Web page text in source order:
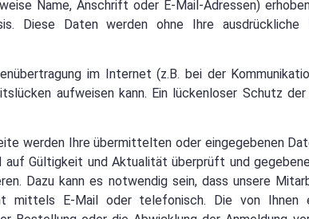
Name, Anschrift oder E-Mail-Adressen)
Diese Daten werden ohne Ihre
im Internet (z.B. bei der
aufweisen kann. Ein lückenloser Schutz
werden Ihre übermittelten oder eingegebenen
auf Gültigkeit und Aktualität überprüft und
Dazu kann es notwendig sein, dass unsere
mittels E-Mail oder telefonisch. Die von Ihnen